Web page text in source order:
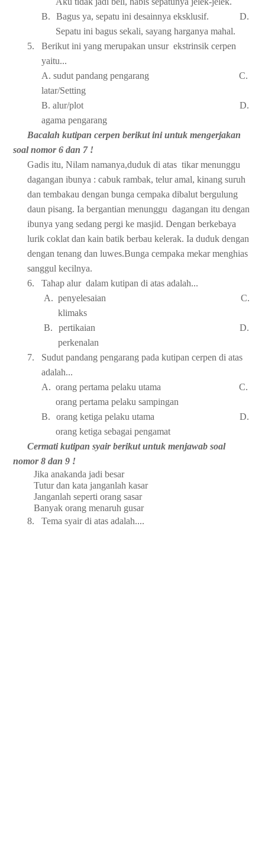
B.
Bagus ya, sepatu ini desainnya eksklusif. D.
Sepatu ini bagus sekali, sayang harganya mahal.
5.
Berikut ini yang merupakan unsur ekstrinsik cerpen
yaitu...
A. sudut pandang pengarang C.
latar/Setting
B. alur/plot D.
agama pengarang
Bacalah kutipan cerpen berikut ini untuk mengerjakan
soal nomor 6 dan 7 !
Gadis itu, Nilam namanya,duduk di atas tikar menunggu
dagangan ibunya : cabuk rambak, telur amal, kinang suruh
dan tembakau dengan bunga cempaka dibalut bergulung
daun pisang. Ia bergantian menunggu dagangan itu dengan
ibunya yang sedang pergi ke masjid. Dengan berkebaya
lurik coklat dan kain batik berbau kelerak. Ia duduk dengan
dengan tenang dan luwes.Bunga cempaka mekar menghias
sanggul kecilnya.
6.
Tahap alur dalam kutipan di atas adalah...
A. penyelesaian C.
klimaks
B.
pertikaian D.
perkenalan
7.
Sudut pandang pengarang pada kutipan cerpen di atas
adalah...
A. orang pertama pelaku utama C.
orang pertama pelaku sampingan
B.
orang ketiga pelaku utama D.
orang ketiga sebagai pengamat
Cermati kutipan syair berikut untuk menjawab soal
nomor 8 dan 9 !
Jika anakanda jadi besar
Tutur dan kata janganlah kasar
Janganlah seperti orang sasar
Banyak orang menaruh gusar
8.
Tema syair di atas adalah....